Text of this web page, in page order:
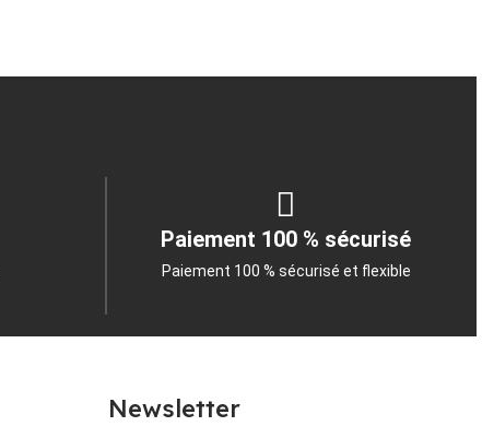
Paiement 100 % sécurisé
Paiement 100 % sécurisé et flexible
Newsletter